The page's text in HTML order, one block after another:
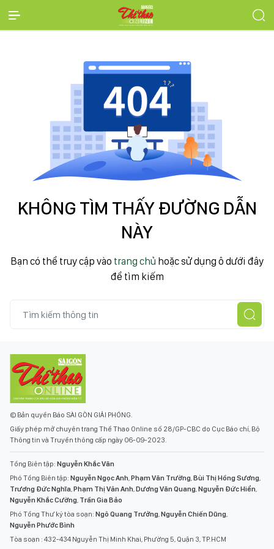
KHÔNG TÌM THẤY ĐƯỜNG DẪN
NÀY
Bạn có thể truy cập vào trang chủ hoặc sử dụng ô dưới đây
để tìm kiếm
© Bản quyền Báo SÀI GÒN GIẢI PHÓNG.
Giấy phép mở chuyên trang Thể Thao Online số 28/GP-CBC do Cục Báo chí, Bộ
Thông tin và Truyền thông cấp ngày 06-09-2023.
Tổng Biên tập: Nguyễn Khắc Văn
Phó Tổng Biên tập: Nguyễn Ngọc Anh,Phạm Văn Trường,Bùi Thị Hồng Sương,
Trương Đức Nghĩa,Phạm Thị Vân Anh,Dương Văn Quang,Nguyễn Đức Hiển,
Nguyễn Khắc Cường, Trần Gia Bảo
Phó Tổng Thư ký tòa soạn: Ngô Quang Trưởng,Nguyễn Chiến Dũng,
Nguyễn Phước Bình
Tòa soạn : 432-434 Nguyễn Thị Minh Khai, Phường 5, Quận 3, TP.HCM